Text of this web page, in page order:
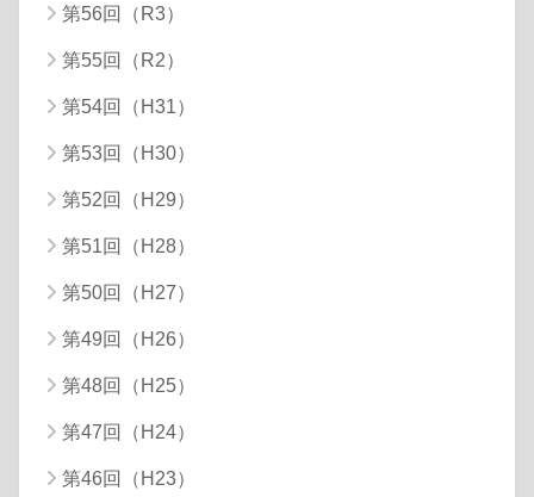
第56回（R3）
第55回（R2）
第54回（H31）
第53回（H30）
第52回（H29）
第51回（H28）
第50回（H27）
第49回（H26）
第48回（H25）
第47回（H24）
第46回（H23）